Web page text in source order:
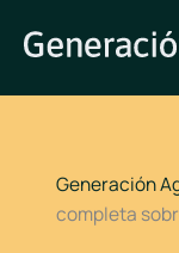
Generación
completa